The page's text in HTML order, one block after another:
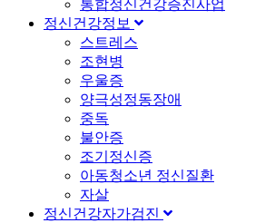
통합정신건강증진사업
정신건강정보
스트레스
조현병
우울증
양극성정동장애
중독
불안증
조기정신증
아동청소년 정신질환
자살
정신건강자가검진